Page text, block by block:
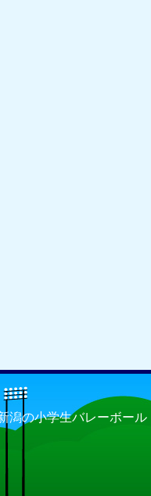
潟の小学生バレーボール